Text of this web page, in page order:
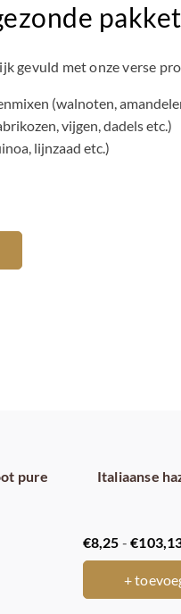
gevuld met onze verse
(walnoten,
vijgen, dadels etc.)
lijnzaad etc.)
pure Italiaanse
€8,25 - €
+